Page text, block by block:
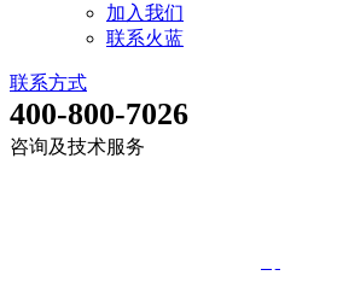
加入我们
联系火蓝
联系方式
400-800-7026
咨询及技术服务